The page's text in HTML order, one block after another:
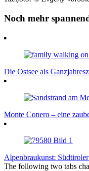
Noch mehr
Die Ostsee als
Monte Conero – eine
Alpenbraukunst:
The following two tabs